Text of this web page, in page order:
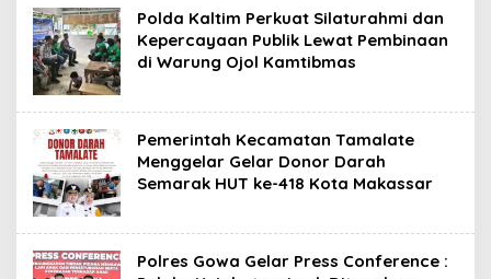
Polda Kaltim Perkuat Silaturahmi dan
Kepercayaan Publik Lewat Pembinaan
di Warung Ojol Kamtibmas
Pemerintah Kecamatan Tamalate
Menggelar Gelar Donor Darah
Semarak HUT ke-418 Kota Makassar
Polres Gowa Gelar Press Conference :